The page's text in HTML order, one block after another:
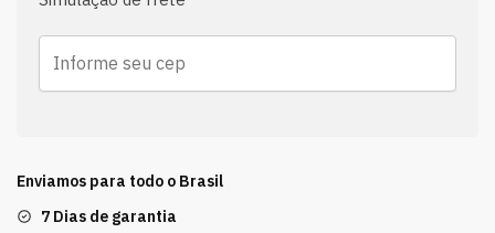
Enviamos para todo o Brasil
7 Dias de garantia